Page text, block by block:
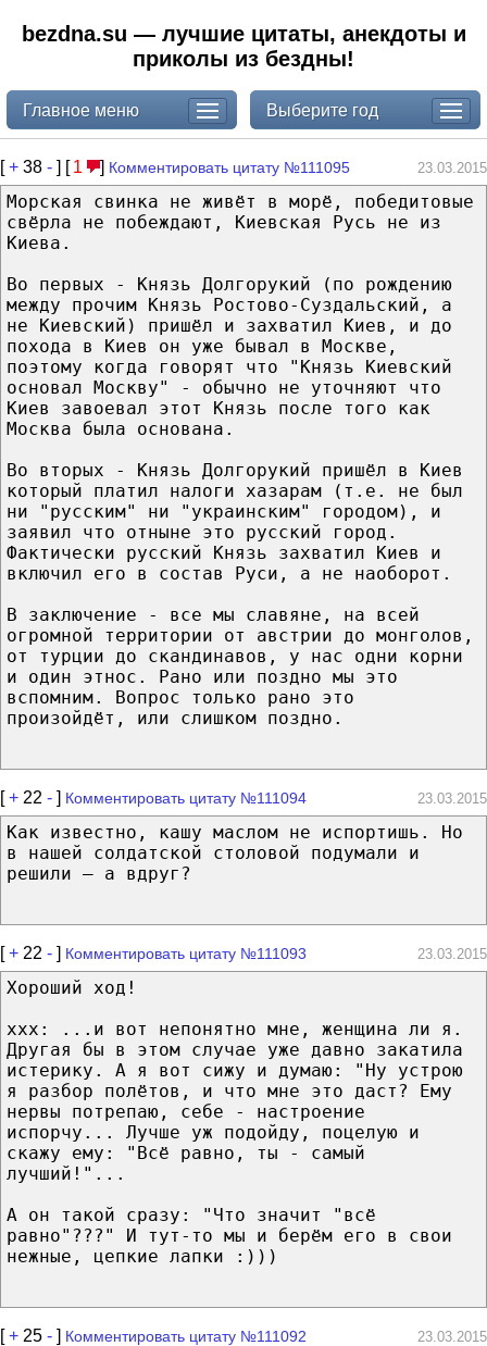
bezdna.su — лучшие цитаты, анекдоты и
приколы из бездны!
Главное меню Выберите год
[+ 38 - ] [ 1 ] Комментировать цитату №111095 23.03.2015
Морская свинка не живёт в морё, победитовые
свёрла не побеждают, Киевская Русь не из
Киева.
Во первых - Князь Долгорукий (по рождению
между прочим Князь Ростово-Суздальский, а
не Киевский) пришёл и захватил Киев, и до
похода в Киев он уже бывал в Москве,
поэтому когда говорят что "Князь Киевский
основал Москву" - обычно не уточняют что
Киев завоевал этот Князь после того как
Москва была основана.
Во вторых - Князь Долгорукий пришёл в Киев
который платил налоги хазарам (т.е. не был
ни "русским" ни "украинским" городом), и
заявил что отныне это русский город.
Фактически русский Князь захватил Киев и
включил его в состав Руси, а не наоборот.
В заключение - все мы славяне, на всей
огромной территории от австрии до монголов,
от турции до скандинавов, у нас одни корни
и один этнос. Рано или поздно мы это
вспомним. Вопрос только рано это
произойдёт, или слишком поздно.
[+ 22 - ] Комментировать цитату №111094 23.03.2015
Как известно, кашу маслом не испортишь. Но
в нашей солдатской столовой подумали и
решили – а вдруг?
[+ 22 - ] Комментировать цитату №111093 23.03.2015
Хороший ход!
ххх: ...и вот непонятно мне, женщина ли я.
Другая бы в этом случае уже давно закатила
истерику. А я вот сижу и думаю: "Ну устрою
я разбор полётов, и что мне это даст? Ему
нервы потрепаю, себе - настроение
испорчу... Лучше уж подойду, поцелую и
скажу ему: "Всё равно, ты - самый
лучший!"...
А он такой сразу: "Что значит "всё
равно"???" И тут-то мы и берём его в свои
нежные, цепкие лапки :)))
[+ 25 - ] Комментировать цитату №111092 23.03.2015